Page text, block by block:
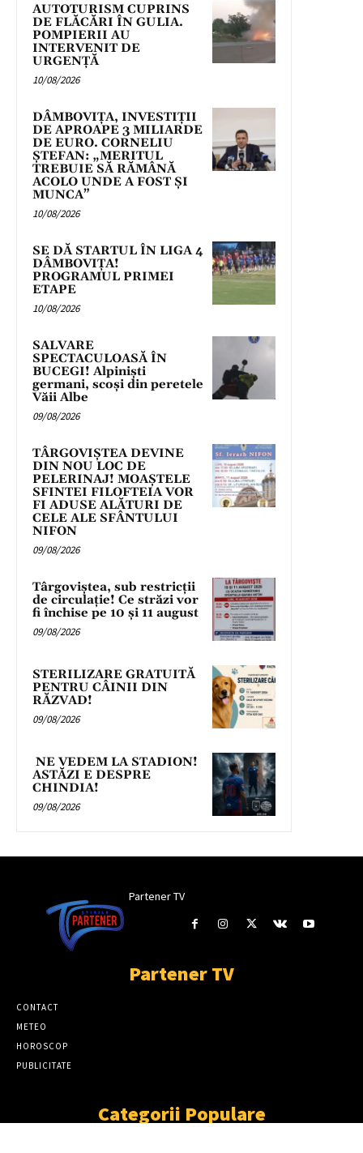
AUTOTURISM CUPRINS
DE FLĂCĂRI ÎN GULIA.
POMPIERII AU
INTERVENIT DE
URGENȚĂ
10/08/2026
DÂMBOVIȚA, INVESTIȚII
DE APROAPE 3 MILIARDE
DE EURO. CORNELIU
ȘTEFAN: „MERITUL
TREBUIE SĂ RĂMÂNĂ
ACOLO UNDE A FOST ȘI
MUNCA”
10/08/2026
SE DĂ STARTUL ÎN LIGA 4
DÂMBOVIȚA!
PROGRAMUL PRIMEI
ETAPE
10/08/2026
SALVARE
SPECTACULOASĂ ÎN
BUCEGI! Alpiniști
germani, scoși din peretele
Văii Albe
09/08/2026
TÂRGOVIȘTEA DEVINE
DIN NOU LOC DE
PELERINAJ! MOAȘTELE
SFINTEI FILOFTEIA VOR
FI ADUSE ALĂTURI DE
CELE ALE SFÂNTULUI
NIFON
09/08/2026
Târgoviștea, sub restricții
de circulație! Ce străzi vor
fi închise pe 10 și 11 august
09/08/2026
STERILIZARE GRATUITĂ
PENTRU CÂINII DIN
RĂZVAD!
09/08/2026
NE VEDEM LA STADION!
ASTĂZI E DESPRE
CHINDIA!
09/08/2026
Partener TV
Partener TV
CONTACT
METEO
HOROSCOP
PUBLICITATE
Categorii Populare